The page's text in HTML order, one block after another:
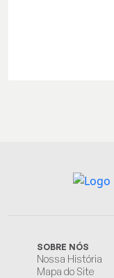
SOBRE NÓS
Nossa História
Mapa do Site